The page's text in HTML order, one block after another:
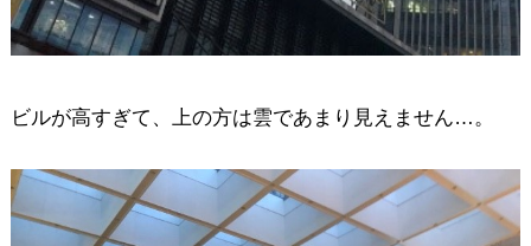
ビルが高すぎて、上の方は雲であまり見えません…。